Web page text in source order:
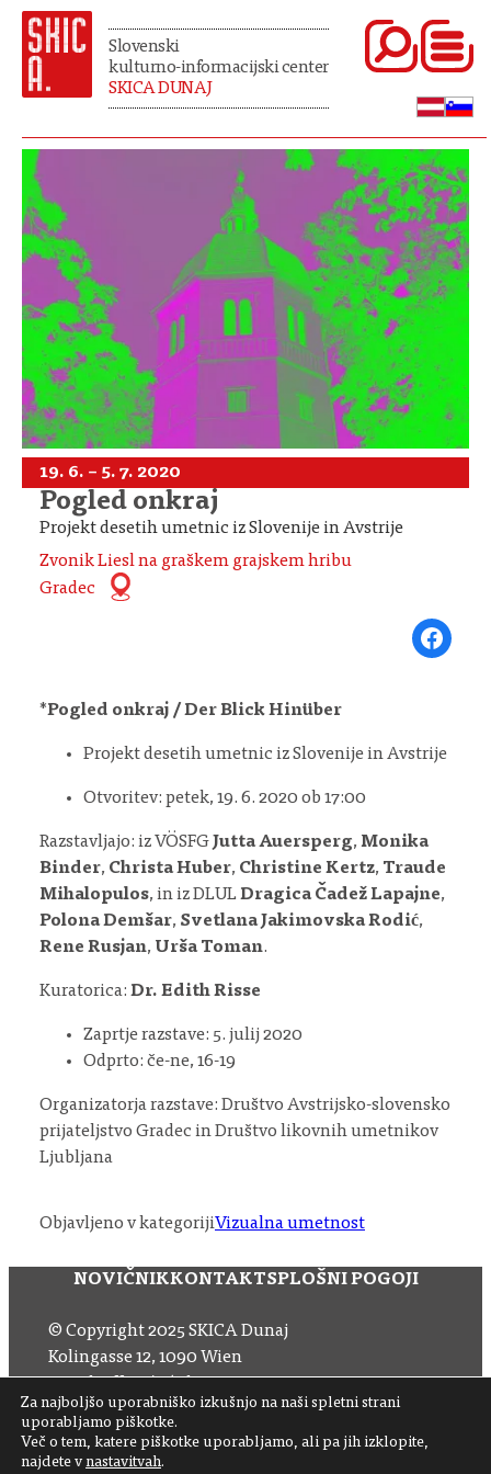
Slovenski
kulturno-informacijski center
SKICA DUNAJ
19. 6. – 5. 7. 2020
Pogled onkraj
Projekt desetih umetnic iz Slovenije in Avstrije
Zvonik Liesl na graškem grajskem hribu
Gradec
Share on
*Pogled onkraj / Der Blick Hinüber
Projekt desetih umetnic iz Slovenije in Avstrije
Otvoritev: petek, 19. 6. 2020 ob 17:00
Razstavljajo: iz VÖSFGJutta Auersperg,Monika
Binder, Christa Huber, Christine Kertz, Traude
Mihalopulos, in iz DLUL Dragica Čadež Lapajne,
Polona Demšar, Svetlana Jakimovska Rodić,
Rene Rusjan, Urša Toman.
Kuratorica: Dr. Edith Risse
Zaprtje razstave: 5. julij 2020
Odprto: če-ne, 16-19
Organizatorja razstave: Društvo Avstrijsko-slovensko
prijateljstvo Gradec in Društvo likovnih umetnikov
Ljubljana
Objavljeno v kategorijiVizualna umetnost
Za najboljšo uporabniško izkušnjo na naši spletni strani
uporabljamo piškotke.
Več o tem, katere piškotke uporabljamo, ali pa jih izklopite,
najdete v nastavitvah.
NOVIČNIKKONTAKTSPLOŠNI POGOJI
© Copyright 2025 SKICA Dunaj
Kolingasse 12, 1090 Wien
Tel+43 1 319 11 60 33